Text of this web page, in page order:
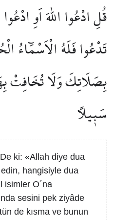
قُلِ ادْعُوا اللّٰهَ اَوِ
تَدْعُوا فَلَهُ الْاَسْمَٓاءُ
بِصَلَاتِكَ وَلَا تُخَافِتْ
سَب۪يلًا
De ki: «Allah diye dua
hangisiyle dua
isimler O´na
sesini pek ziyâde
de kısma ve bunun